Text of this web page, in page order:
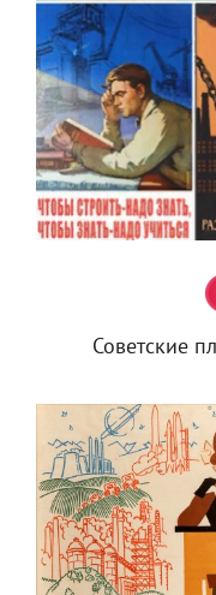
Советские